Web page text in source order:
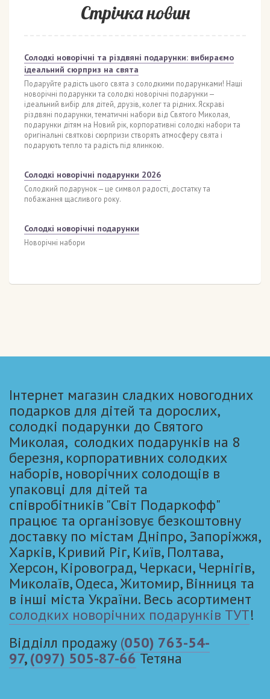
Стрічка новин
Солодкі новорічні та різдвяні подарунки: вибираємо
ідеальний сюрприз на свята
Подаруйте радість цього свята з солодкими подарунками! Наші
новорічні подарунки та солодкі новорічні подарунки —
ідеальний вибір для дітей, друзів, колег та рідних. Яскраві
різдвяні подарунки, тематичні набори від Святого Миколая,
подарунки дітям на Новий рік, корпоративні солодкі набори та
оригінальні святкові сюрпризи створять атмосферу свята і
подарують тепло та радість під ялинкою.
Солодкі новорічні подарунки 2026
Солодкий подарунок — це символ радості, достатку та
побажання щасливого року.
Солодкі новорічні подарунки
Новорічні набори
Інтернет магазин сладких новогодних
подарков для дітей та дорослих,
солодкі подарунки до Святого
Миколая, солодких подарунків на 8
березня, корпоративних солодких
наборів, новорічних солодощів в
упаковці для дітей та
співробітників "Світ Подаркофф"
працює та організовує безкоштовну
доставку по містам Дніпро, Запоріжжя,
Харків, Кривий Ріг, Київ, Полтава,
Херсон, Кіровоград, Черкаси, Чернігів,
Миколаїв, Одеса, Житомир, Вінниця та
в інші міста України. Весь асортимент
солодких новорічних подарунків ТУТ!
Відділл продажу (050) 763-54-
97,(097) 505-87-66Тетяна